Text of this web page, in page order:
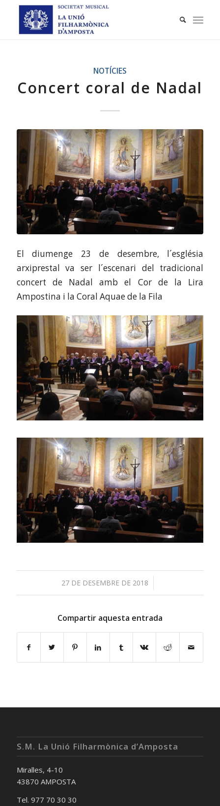
NOTÍCIES
Concert coral de Nadal
El diumenge 23 de desembre, l´església
arxiprestal va ser l´escenari del tradicional
concert de Nadal amb el Cor de la Lira
Ampostina i la Coral Aquae de la Fila
27 DE DESEMBRE DE 2018
/
Compartir aquesta entrada
S.M. La Unió Filharmònica d’Amposta
Miralles, 4-10
43870 AMPOSTA
Tel. 977 70 30 30